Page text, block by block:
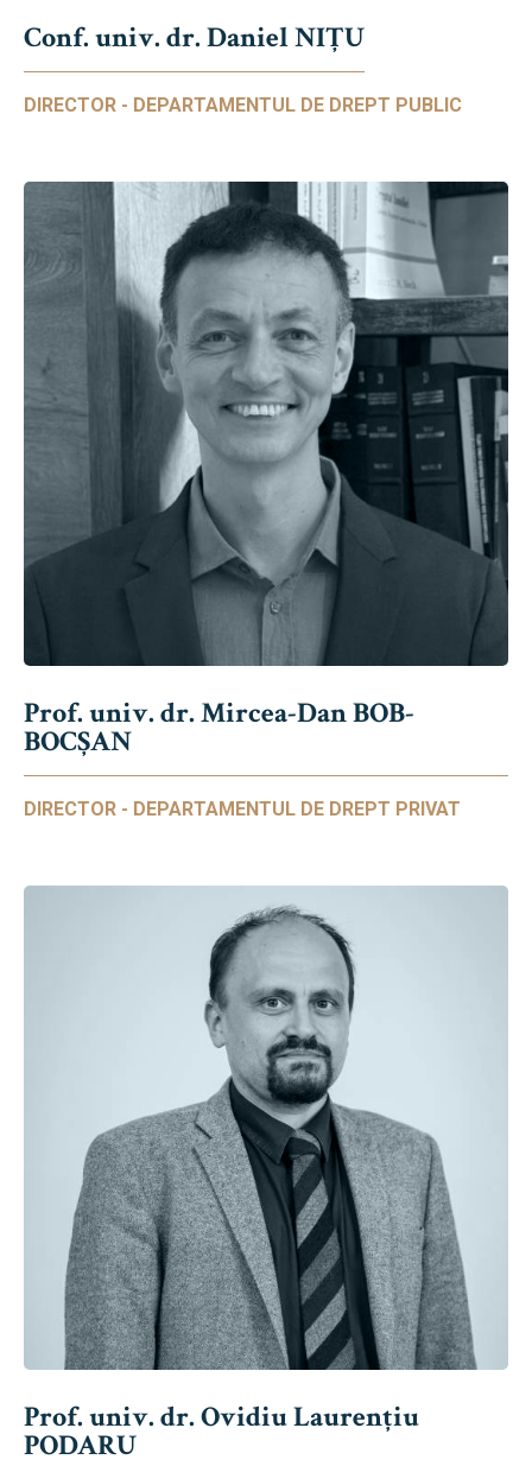
Conf. univ. dr. Daniel NIŢU
DIRECTOR - DEPARTAMENTUL DE DREPT PUBLIC
Prof. univ. dr. Mircea-Dan BOB-
BOCȘAN
DIRECTOR - DEPARTAMENTUL DE DREPT PRIVAT
Prof. univ. dr. Ovidiu Laurențiu
PODARU